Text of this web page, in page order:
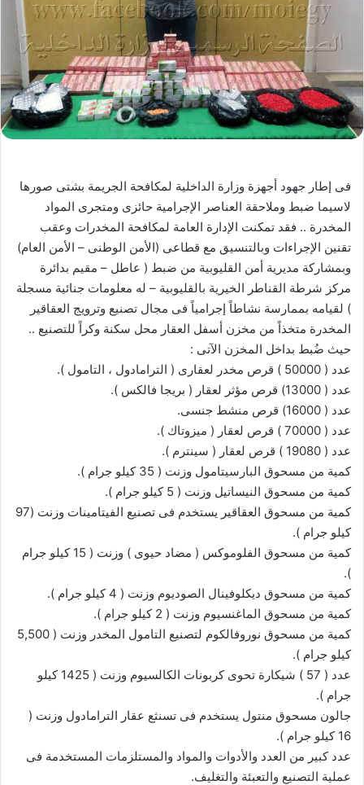
فى إطار جهود أجهزة وزارة الداخلية لمكافحة الجريمة بشتى صورها
لاسيما ضبط وملاحقة العناصر الإجرامية حائزى ومتجرى المواد
المخدرة .. فقد تمكنت الإدارة العامة لمكافحة المخدرات وعقب
تقنين الإجراءات وبالتنسيق مع قطاعى (الأمن الوطنى – الأمن العام)
وبمشاركة مديرية أمن القليوبية من ضبط ( عاطل – مقيم بدائرة
مركز شرطة القناطر الخيرية بالقليوبية – له معلومات جنائية مسجلة
) لقيامه بممارسة نشاطاً إجرامياً فى مجال تصنيع وترويج العقاقير
المخدرة متخذاً من مخزن أسفل العقار محل سكنة وكراً للتصنيع ..
حيث ضُبط بداخل المخزن الآتى :
عدد ( 50000 ) قرص مخدر لعقارى ( الترامادول ، التامول ).
عدد ( 13000) قرص مؤثر لعقار ( بريجا فالكس ).
عدد ( 16000) قرص منشط جنسى.
عدد ( 70000 ) قرص لعقار ( ميزوتاك ).
عدد ( 19080 ) قرص لعقار ( سينترم ).
كمية من مسحوق البارسيتامول وزنت ( 35 كيلو جرام ).
كمية من مسحوق النيساتيل وزنت ( 5 كيلو جرام ).
كمية من مسحوق العقاقير يستخدم فى تصنيع الفيتامينات وزنت (97
كيلو جرام ).
كمية من مسحوق الفلوموكس ( مضاد حيوى ) وزنت ( 15 كيلو جرام
).
كمية من مسحوق ديكلوفينال الصوديوم وزنت ( 4 كيلو جرام ).
كمية من مسحوق الماغنسيوم وزنت ( 2 كيلو جرام ).
كمية من مسحوق نوروفالكوم لتصنيع التامول المخدر وزنت ( 5,500
كيلو جرام ).
عدد ( 57 ) شيكارة تحوى كربونات الكالسيوم وزنت ( 1425 كيلو
جرام ).
جالون مسحوق منتول يستخدم فى تسنثع عقار الترامادول وزنت (
16 كيلو جرام ).
عدد كبير من العدد والأدوات والمواد والمستلزمات المستخدمة فى
عملية التصنيع والتعبئة والتغليف.